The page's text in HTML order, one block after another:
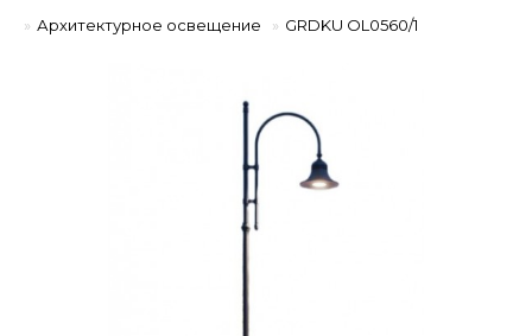
Архитектурное освещение GRDKU OL0560/1